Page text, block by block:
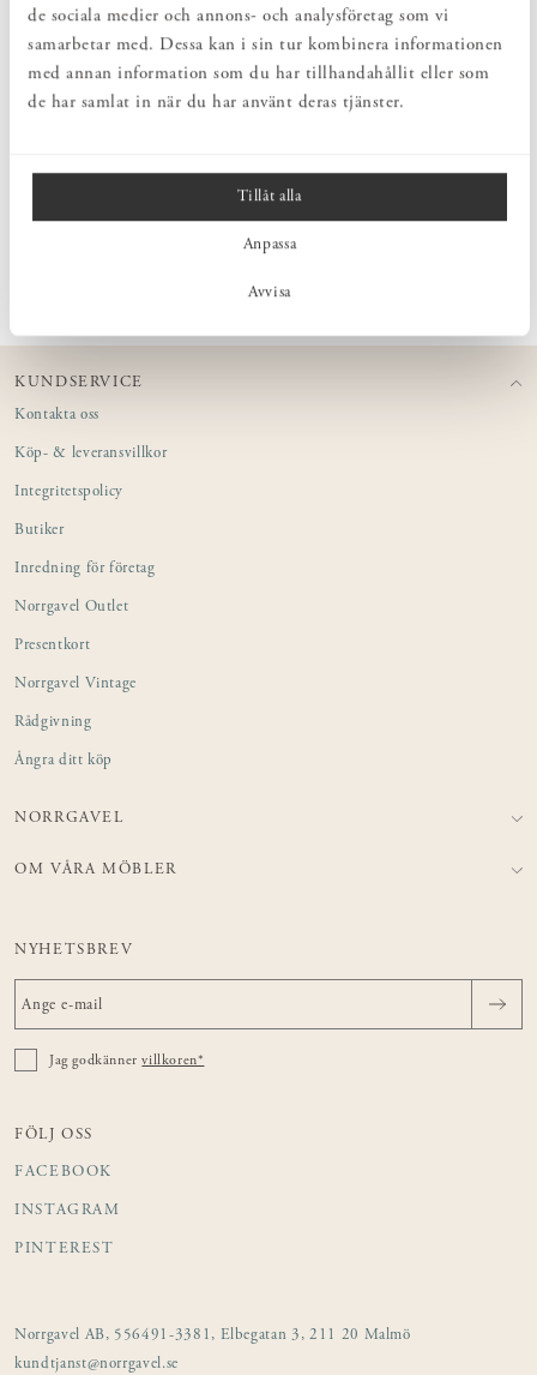
de sociala medier och annons- och analysföretag som vi
samarbetar med. Dessa kan i sin tur kombinera informationen
med annan information som du har tillhandahållit eller som
de har samlat in när du har använt deras tjänster.
Tillåt alla
Anpassa
Avvisa
Karl 925-1512 är en nätt och lättplacerad bordslampa i rå patinerad
mässing från svenskaZlamp. Passar fint in i olika miljöer, från
gamla patricervåningar till urbana lägenheter. Karl har på kort tid
kommit att bli en mycket omtyckt lampserie.
KUNDSERVICE
Kontakta oss
Köp- & leveransvillkor
Integritetspolicy
Butiker
Inredning för företag
Norrgavel Outlet
Presentkort
Norrgavel Vintage
Rådgivning
Ångra ditt köp
NORRGAVEL
OM VÅRA MÖBLER
NYHETSBREV
Jag godkännervillkoren*
FÖLJ OSS
FACEBOOK
INSTAGRAM
PINTEREST
Norrgavel AB, 556491-3381, Elbegatan 3, 211 20 Malmö
kundtjanst@norrgavel.se